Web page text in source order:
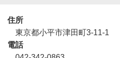
住所
東京都小平市津田町3-11-1
電話